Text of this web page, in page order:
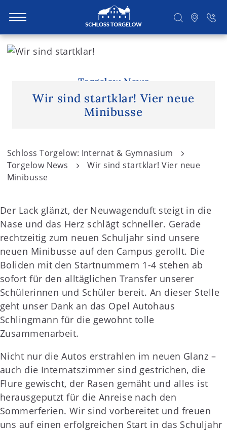
S
t
Torgelow News
Wir sind startklar! Vier neue
Minibusse
Schloss Torgelow: Internat & Gymnasium
Torgelow News
Wir sind startklar! Vier neue
Minibusse
Der Lack glänzt, der Neuwagenduft steigt in die
Nase und das Herz schlägt schneller. Gerade
rechtzeitig zum neuen Schuljahr sind unsere
neuen Minibusse auf den Campus gerollt. Die
Boliden mit den Startnummern 1-4 stehen ab
sofort für den alltäglichen Transfer unserer
Schülerinnen und Schüler bereit. An dieser Stelle
geht unser Dank an das Opel Autohaus
Schlingmann für die gewohnt tolle
Zusammenarbeit.
Nicht nur die Autos erstrahlen im neuen Glanz –
auch die Internatszimmer sind gestrichen, die
Flure gewischt, der Rasen gemäht und alles ist
herausgeputzt für die Anreise nach den
Sommerferien. Wir sind vorbereitet und freuen
uns auf einen erfolgreichen Start in das Schuljahr